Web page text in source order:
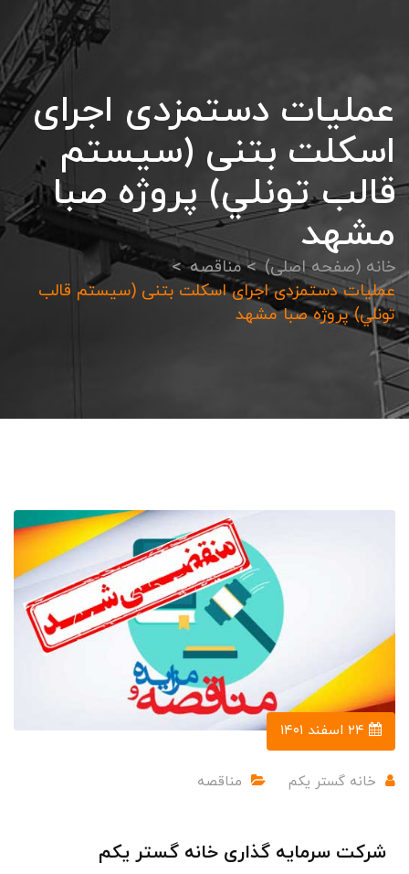
عمليات دستمزدی اجرای
اسكلت بتنی (سيستم
قالب تونلي) پروژه صبا
مشهد
خانه (صفحه اصلی)
مناقصه
عمليات دستمزدی اجرای اسكلت بتنی (سيستم قالب
تونلي) پروژه صبا مشهد
خانه گستر یکم مناقصه
شرکت سرمایه گذاری خانه گستر یکم